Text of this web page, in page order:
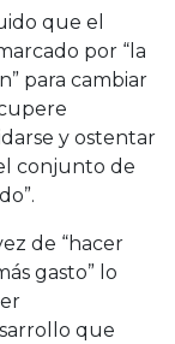
que el
por “la
para cambiar
y ostentar
conjunto de
de “hacer
gasto” lo
que